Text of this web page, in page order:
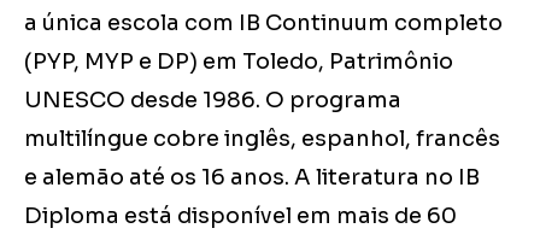
a única escola com IB Continuum completo
(PYP, MYP e DP) em Toledo, Patrimônio
UNESCO desde 1986. O programa
multilíngue cobre inglês, espanhol, francês
e alemão até os 16 anos. A literatura no IB
Diploma está disponível em mais de 60